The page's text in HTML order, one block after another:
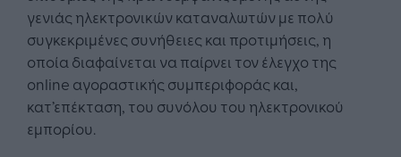
γενιάς ηλεκτρονικών καταναλωτών με πολύ
συγκεκριμένες συνήθειες και προτιμήσεις, η
οποία διαφαίνεται να παίρνει τον έλεγχο της
online αγοραστικής συμπεριφοράς και,
κατ’επέκταση, του συνόλου του ηλεκτρονικού
εμπορίου.